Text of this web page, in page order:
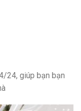
24, giúp bạn bạn